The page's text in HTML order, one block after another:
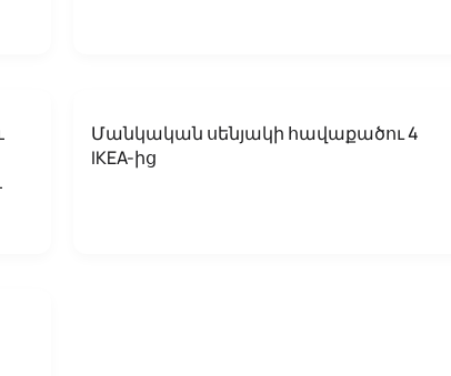
Մանկական սենյակի հավաքածու 4
IKEA-ից